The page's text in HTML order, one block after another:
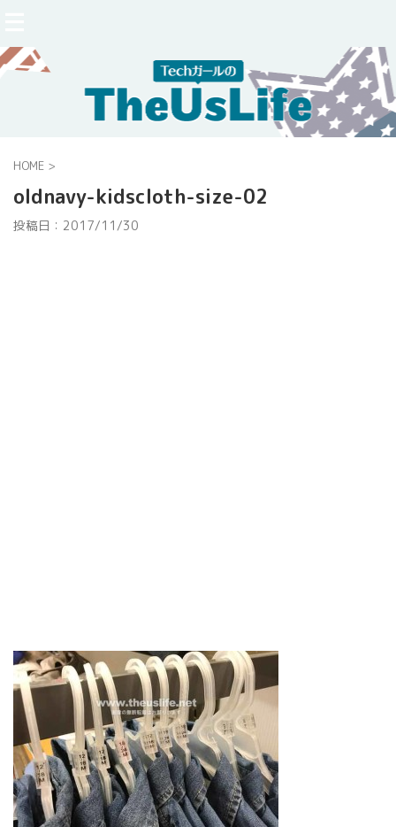
HOME >
oldnavy-kidscloth-size-02
投稿日： 2017/11/30